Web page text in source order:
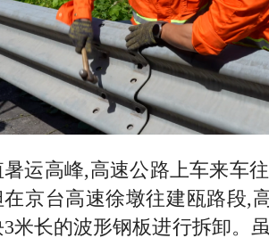
暑运高峰,高速公路上车来车
京台高速徐墩往建瓯路段,
米长的波形钢板进行拆卸。